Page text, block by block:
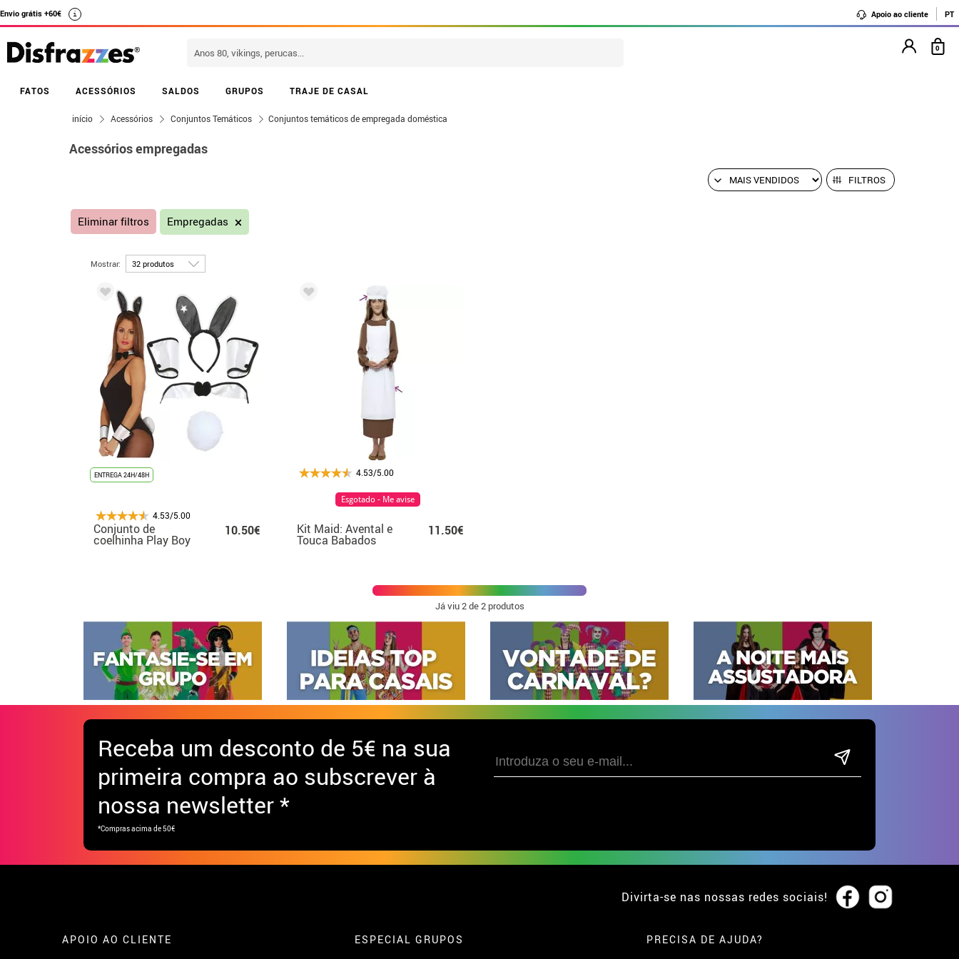
Envio grátis +60€ i Apoio ao cliente PT
FATOS ACESSÓRIOS SALDOS GRUPOS TRAJE DE CASAL
0
início Acessórios Conjuntos Temáticos Conjuntos temáticos de empregada doméstica
Acessórios empregadas
FILTROS
Eliminar filtros Empregadas
Mostrar:
ENTREGA 24H/48H
4.53/5.00
Conjunto de
coelhinha Play Boy
10.50€
4.53/5.00
Kit Maid: Avental e
Touca Babados
11.50€
Esgotado - Me avise
Já viu2de 2 produtos
Receba um desconto de 5€ na sua
primeira compra ao subscrever à
nossa newsletter *
*Compras acima de 50€
Divirta-se nas nossas redes sociais!
APOIO AO CLIENTE ESPECIAL GRUPOS PRECISA DE AJUDA?